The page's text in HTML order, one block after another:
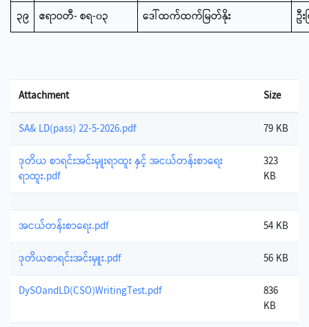
၃၉
ဧရာဝတီ- စရ-၀၃ ဒေါ်ထက်ထက်မြတ်နိုး ဦး
Attachment
Size
SA& LD(pass) 22-5-2026.pdf
79 KB
ဒုတိယ စာရင်းအင်းမှူးရာထူး နှင့် အငယ်တန်းစာရေး
ရာထူး.pdf
323
KB
အငယ်တန်းစာရေး.pdf
54 KB
ဒုတိယစာရင်းအင်းမှူး.pdf
56 KB
DySOandLD(CSO)WritingTest.pdf
836
KB